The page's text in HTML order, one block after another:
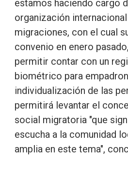
estamos haciendo cargo
organización
migraciones, con el cual
convenio en enero
permitir contar con un
biométrico para
individualización de las
permitirá levantar el
social migratoria "que
escucha a la comunidad
amplia en este tema",